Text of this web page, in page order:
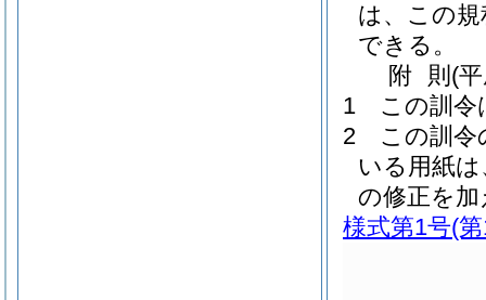
は、この
できる。
附 則 (
1
この訓令
2
この訓令
いる用紙
の修正を
様式第1号(